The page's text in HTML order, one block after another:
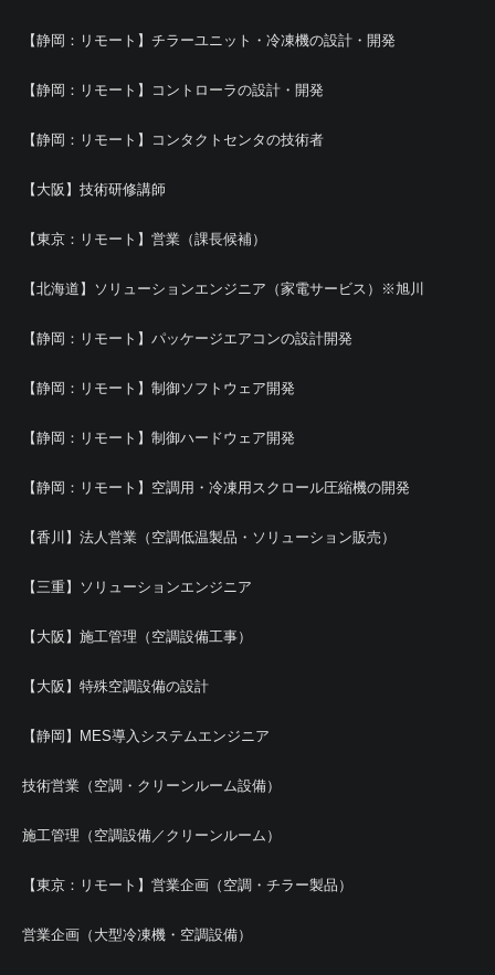
【静岡：リモート】チラーユニット・冷凍機の設計・開発
【静岡：リモート】コントローラの設計・開発
【静岡：リモート】コンタクトセンタの技術者
【大阪】技術研修講師
【東京：リモート】営業（課長候補）
【北海道】ソリューションエンジニア（家電サービス）※旭川
【静岡：リモート】パッケージエアコンの設計開発
【静岡：リモート】制御ソフトウェア開発
【静岡：リモート】制御ハードウェア開発
【静岡：リモート】空調用・冷凍用スクロール圧縮機の開発
【香川】法人営業（空調低温製品・ソリューション販売）
【三重】ソリューションエンジニア
【大阪】施工管理（空調設備工事）
【大阪】特殊空調設備の設計
【静岡】MES導入システムエンジニア
技術営業（空調・クリーンルーム設備）
施工管理（空調設備／クリーンルーム）
【東京：リモート】営業企画（空調・チラー製品）
営業企画（大型冷凍機・空調設備）